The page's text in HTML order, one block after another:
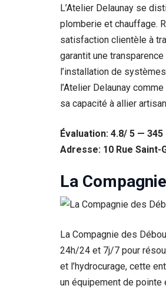
L’Atelier Delaunay se
plomberie et chauffage.
satisfaction clientèle à
garantit une
l’installation de
l’Atelier Delaunay
sa capacité à allier
Évaluation: 4.8/ 5 — 345
Adresse: 10 Rue Saint-
La
La Compagnie des
24h/24 et 7j/7 pour
et l’hydrocurage, cette
un équipement de